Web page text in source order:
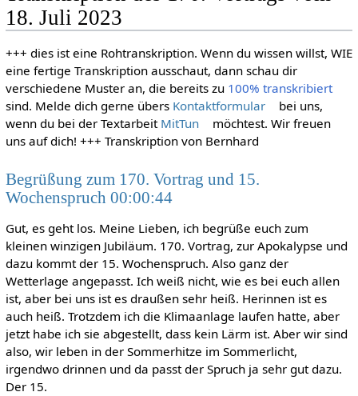
18. Juli 2023
+++ dies ist eine Rohtranskription. Wenn du wissen willst, WIE
eine fertige Transkription ausschaut, dann schau dir
verschiedene Muster an, die bereits zu 100% transkribiert
sind. Melde dich gerne übers Kontaktformular
bei uns,
wenn du bei der Textarbeit MitTun
möchtest. Wir freuen
uns auf dich! +++ Transkription von Bernhard
Begrüßung zum 170. Vortrag und 15.
Wochenspruch 00:00:44
Gut, es geht los. Meine Lieben, ich begrüße euch zum
kleinen winzigen Jubiläum. 170. Vortrag, zur Apokalypse und
dazu kommt der 15. Wochenspruch. Also ganz der
Wetterlage angepasst. Ich weiß nicht, wie es bei euch allen
ist, aber bei uns ist es draußen sehr heiß. Herinnen ist es
auch heiß. Trotzdem ich die Klimaanlage laufen hatte, aber
jetzt habe ich sie abgestellt, dass kein Lärm ist. Aber wir sind
also, wir leben in der Sommerhitze im Sommerlicht,
irgendwo drinnen und da passt der Spruch ja sehr gut dazu.
Der 15.